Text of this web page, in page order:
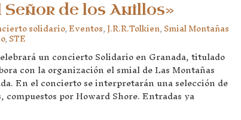
de los Anillos»
solidario,Eventos,J.R.R.Tolkien,Smial Montañas
,STE
un concierto Solidario en Granada, titulado
con la organización el smial de Las Montañas
En el concierto se interpretarán una selección de
compuestos por Howard Shore. Entradas ya